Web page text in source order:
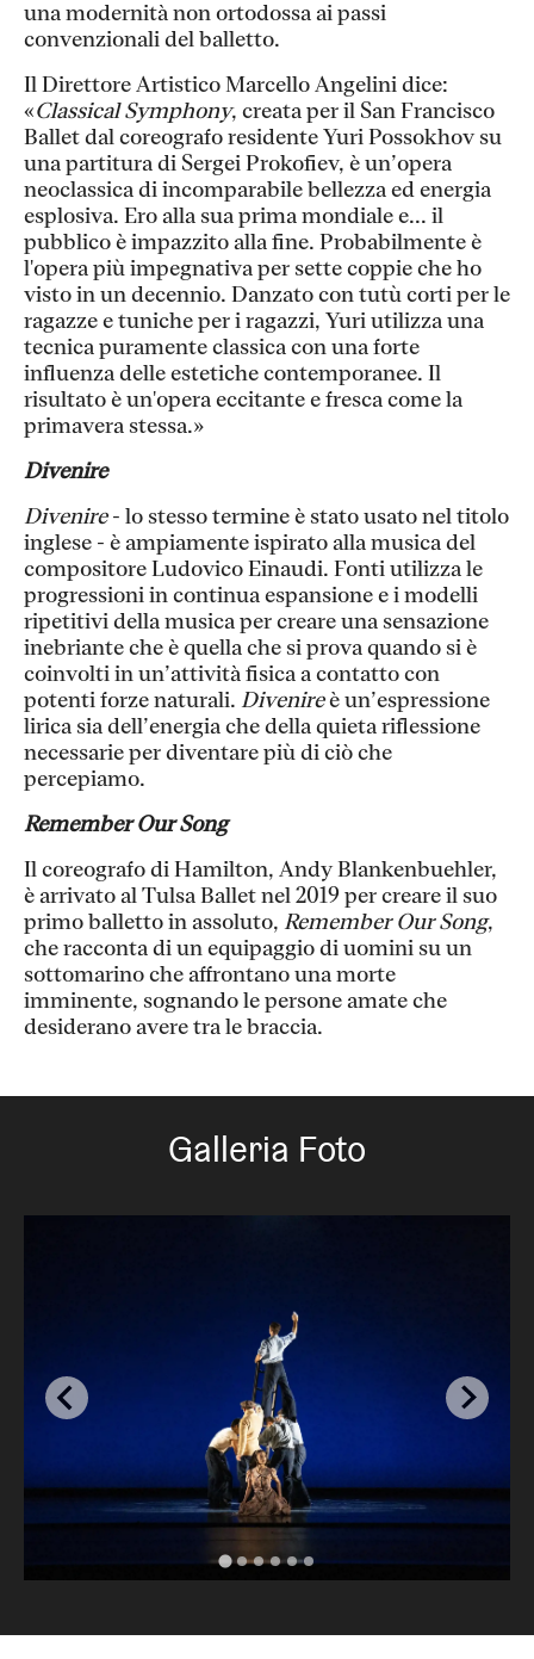
una modernità non ortodossa ai passi
convenzionali del balletto.
Il Direttore Artistico Marcello Angelini dice:
«Classical Symphony, creata per il San Francisco
Ballet dal coreografo residente Yuri Possokhov su
una partitura di Sergei Prokofiev, è un’opera
neoclassica di incomparabile bellezza ed energia
esplosiva. Ero alla sua prima mondiale e... il
pubblico è impazzito alla fine. Probabilmente è
l'opera più impegnativa per sette coppie che ho
visto in un decennio. Danzato con tutù corti per le
ragazze e tuniche per i ragazzi, Yuri utilizza una
tecnica puramente classica con una forte
influenza delle estetiche contemporanee. Il
risultato è un'opera eccitante e fresca come la
primavera stessa.»
Divenire
Divenire- lo stesso termine è stato usato nel titolo
inglese - è ampiamente ispirato alla musica del
compositore Ludovico Einaudi. Fonti utilizza le
progressioni in continua espansione e i modelli
ripetitivi della musica per creare una sensazione
inebriante che è quella che si prova quando si è
coinvolti in un’attività fisica a contatto con
potenti forze naturali. Divenireè un’espressione
lirica sia dell’energia che della quieta riflessione
necessarie per diventare più di ciò che
percepiamo.
Remember Our Song
Il coreografo di Hamilton, Andy Blankenbuehler,
è arrivato al Tulsa Ballet nel 2019 per creare il suo
primo balletto in assoluto, Remember Our Song,
che racconta di un equipaggio di uomini su un
sottomarino che affrontano una morte
imminente, sognando le persone amate che
desiderano avere tra le braccia.
Galleria Foto